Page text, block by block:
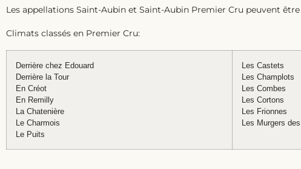
Les appellations Saint-Aubin et Saint-Aubin Premier Cru peuvent
Climats classés en Premier Cru:
Derrière chez Edouard
Derrière la Tour
En Créot
En Remilly
La Chatenière
Le Charmois
Le Puits
Les Castets
Les Champlots
Les Combes
Les Cortons
Les Frionnes
Les Murgers